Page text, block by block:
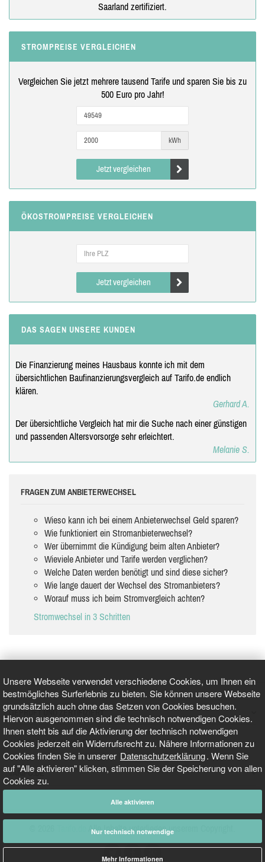
Unsere Webseite verwendet verschiedene Cookies, um Ihnen ein
bestmögliches Surferlebnis zu bieten. Sie können unsere Webseite
grundsätzlich auch ohne das Setzen von Cookies besuchen.
Hiervon ausgenommen sind die technisch notwendigen Cookies.
Ihnen steht bis auf die Aktivierung der technisch notwendigen
Cookies jederzeit ein Widerrufsrecht zu. Nähere Informationen zu
Cookies finden Sie in unserer Datenschutzerklärung. Wenn Sie
auf "Alle aktivieren" klicken, stimmen Sie der Speicherung von allen
Cookies zu.
Alle aktivieren
Nur technisch notwendige
Mehr Informationen
Saarland zertifiziert.
STROMPREISE VERGLEICHEN
Vergleichen Sie jetzt mehrere tausend Tarife und sparen Sie bis zu
500 Euro pro Jahr!
kWh
Jetzt vergleichen
ÖKOSTROMPREISE VERGLEICHEN
Jetzt vergleichen
DAS SAGEN UNSERE KUNDEN
Die Finanzierung meines Hausbaus konnte ich mit dem
übersichtlichen Baufinanzierungsvergleich auf Tarifo.de endlich
klären.
Gerhard A.
Der übersichtliche Vergleich hat mir die Suche nach einer günstigen
und passenden Altersvorsorge sehr erleichtert.
Melanie S.
FRAGEN ZUM ANBIETERWECHSEL
Wieso kann ich bei einem Anbieterwechsel Geld sparen?
Wie funktioniert ein Stromanbieterwechsel?
Wer übernimmt die Kündigung beim alten Anbieter?
Wieviele Anbieter und Tarife werden verglichen?
Welche Daten werden benötigt und sind diese sicher?
Wie lange dauert der Wechsel des Stromanbieters?
Worauf muss ich beim Stromvergleich achten?
Stromwechsel in 3 Schritten
GEPRÜFT UND ZERTIFIZIERT
AKTUELLE NACHRICHTEN
TARIFO.DE
Alle Inhalte unterliegen unserem Copyright.